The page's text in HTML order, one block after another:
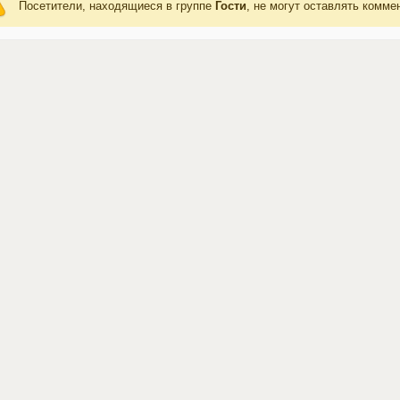
Посетители, находящиеся в группе Гости , не могут оставлять